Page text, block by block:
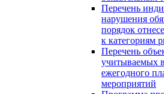
Перечень
нарушения
порядок
к категориям
Перечень
учитываемых
ежегодного
мероприятий